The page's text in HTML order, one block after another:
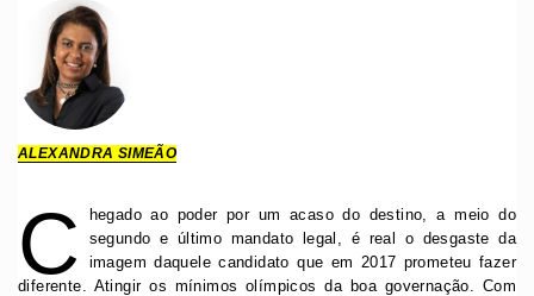
ALEXANDRA SIMEÃO
C
hegado ao poder por um acaso do destino, a meio do
segundo e último mandato legal, é real o desgaste da
imagem daquele candidato que em 2017 prometeu fazer
diferente. Atingir os mínimos olímpicos da boa governação. Com